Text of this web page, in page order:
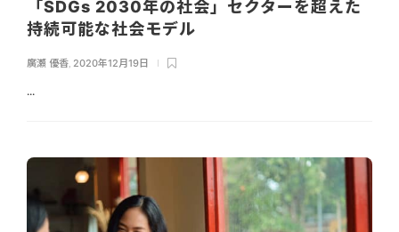
「SDGs 2030年の社会」セクターを超えた
持続可能な社会モデル
廣瀬 優香, 2020年12月19日
...